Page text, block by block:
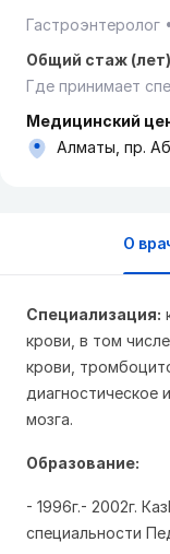
Гастроэнтеролог
Общий стаж
Где принимает
Медицинский
Алматы, пр.
О
Специализация:
крови, в том
крови,
диагностическое
мозга.
Образование:
- 1996г.- 2002г.
специальности